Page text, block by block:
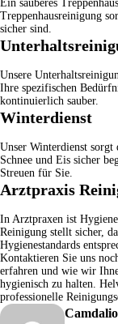
Ein sauberes
Treppenhausreinigung
sicher sind.
Unsere
Ihre spezifischen
kontinuierlich sauber.
Winterdienst
Unser Winterdienst sorgt
Schnee und Eis sicher
Streuen für Sie.
Arztpraxis
In Arztpraxen ist
Reinigung stellt sicher,
Hygienestandards
Kontaktieren Sie uns
erfahren und wie wir
hygienisch zu halten.
professionelle
Camdalio